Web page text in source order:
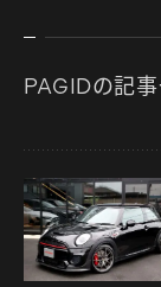
PAGIDの記